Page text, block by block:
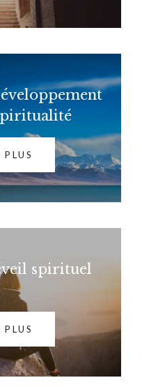
spirituel